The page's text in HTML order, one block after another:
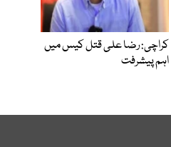
کراچی: رضا علی قتل کیس میں
اہم پیشرفت